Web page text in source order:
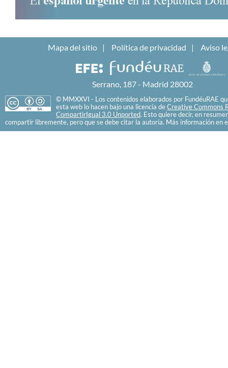
Mapa del sitio Política de privacidad Aviso
Serrano, 187 - Madrid 28002
© MMXXVI - Los contenidos elaborados por FundéuRAE
esta web lo hacen bajo una licencia de Creative Commons
CompartirIgual 3.0 Unported. Esto quiere decir, en
compartir libremente, pero que se debe citar la autoría. Más información en